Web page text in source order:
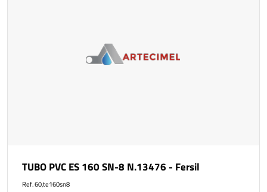
TUBO PVC ES 160 SN-8 N.13476 - Fersil
Ref. 60,te160sn8